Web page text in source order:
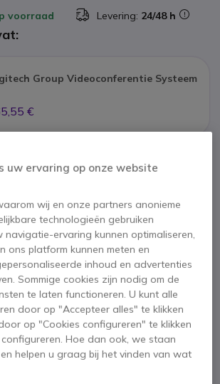
voorraad Levering: 24/48 h
Group Videoconferentie Systeem
€
Group Extra Microfoons
uw ervaring op onze website
wij en onze partners anonieme
technologieën gebruiken
navigatie-ervaring kunnen optimaliseren,
ons platform kunnen meten en
inhoud en advertenties
Sommige cookies zijn nodig om de
te laten functioneren. U kunt alle
door op "Accepteer alles" te klikken
op "Cookies configureren" te klikken
Hoe dan ook, we staan
helpen u graag bij het vinden van wat